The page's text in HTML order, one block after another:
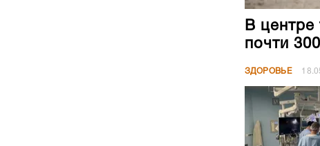
В центре
почти
ЗДОРОВЬЕ